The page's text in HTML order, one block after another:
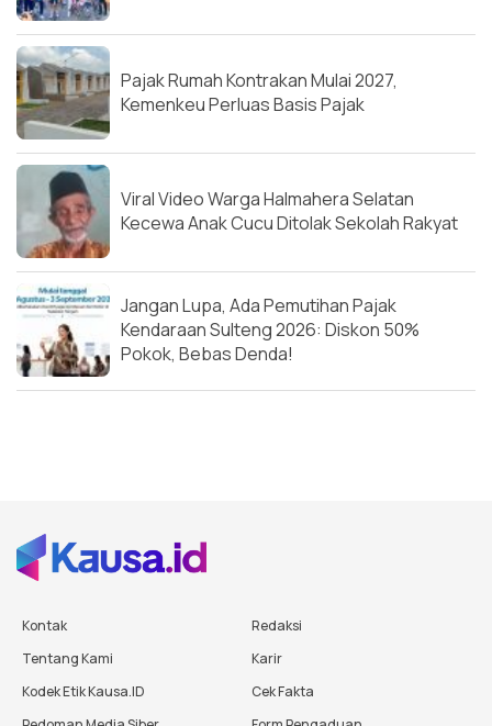
Pajak Rumah Kontrakan Mulai 2027,
Kemenkeu Perluas Basis Pajak
Viral Video Warga Halmahera Selatan
Kecewa Anak Cucu Ditolak Sekolah Rakyat
Jangan Lupa, Ada Pemutihan Pajak
Kendaraan Sulteng 2026: Diskon 50%
Pokok, Bebas Denda!
Kontak
Redaksi
Tentang Kami
Karir
Kodek Etik Kausa.ID
Cek Fakta